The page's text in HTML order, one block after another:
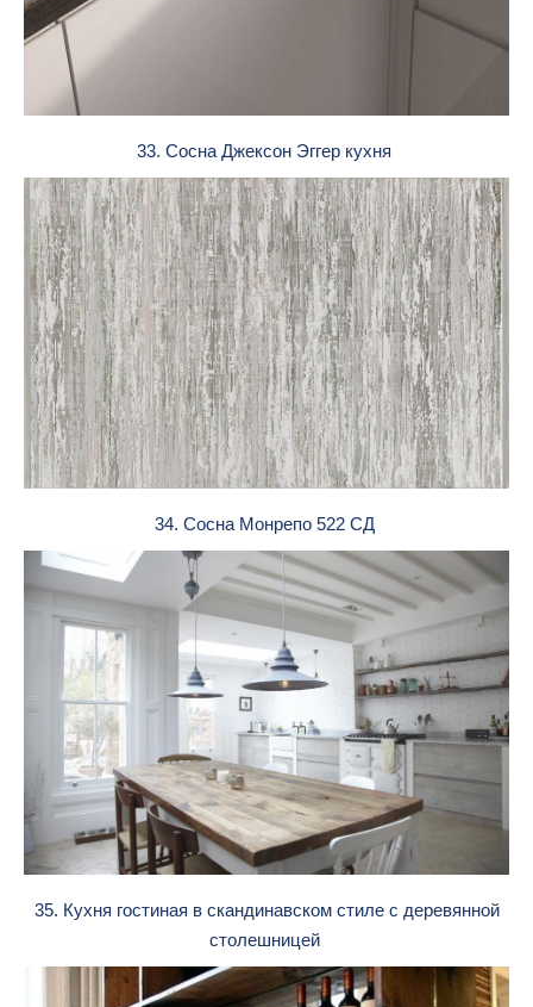
33. Сосна Джексон Эггер кухня
34. Сосна Монрепо 522 СД
35. Кухня гостиная в скандинавском стиле с деревянной
столешницей